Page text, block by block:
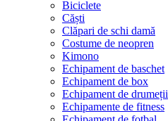
Biciclete
Căști
Clăpari de schi damă
Costume de neopren
Kimono
Echipament de baschet
Echipament de box
Echipament de drumeții
Echipamente de fitness